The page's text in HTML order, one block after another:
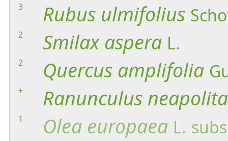
3 Rubus ulmifolius
2 Smilax aspera L.
2 Quercus amplifolia
+ Ranunculus
1 Olea europaea L.